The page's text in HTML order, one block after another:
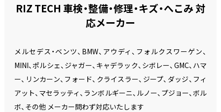
RIZ TECH 車検・整備・修理・キズ・へこみ 対
応メーカー
メルセデス・ベンツ、BMW、アウディ、フォルクスワーゲン、
MINI、ポルシェ、ジャガー、キャデラック、シボレー、GMC、ハマ
ー、リンカーン、フォード、クライスラー、ジープ、ダッジ、フィ
アット、マセラッティ、ランボルギーニ、ルノー、プジョー、ボル
ボ、その他 メーカー問わず対応いたします